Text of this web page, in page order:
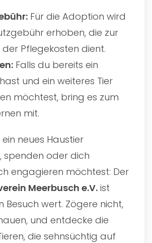
Für die Adoption wird
erhoben, die zur
Pflegekosten dient.
Falls du bereits ein
und ein weiteres Tier
möchtest, bring es zum
mit.
neues Haustier
spenden oder dich
engagieren möchtest: Der
Meerbusch e.V. ist
Besuch wert. Zögere nicht,
und entdecke die
die sehnsüchtig auf